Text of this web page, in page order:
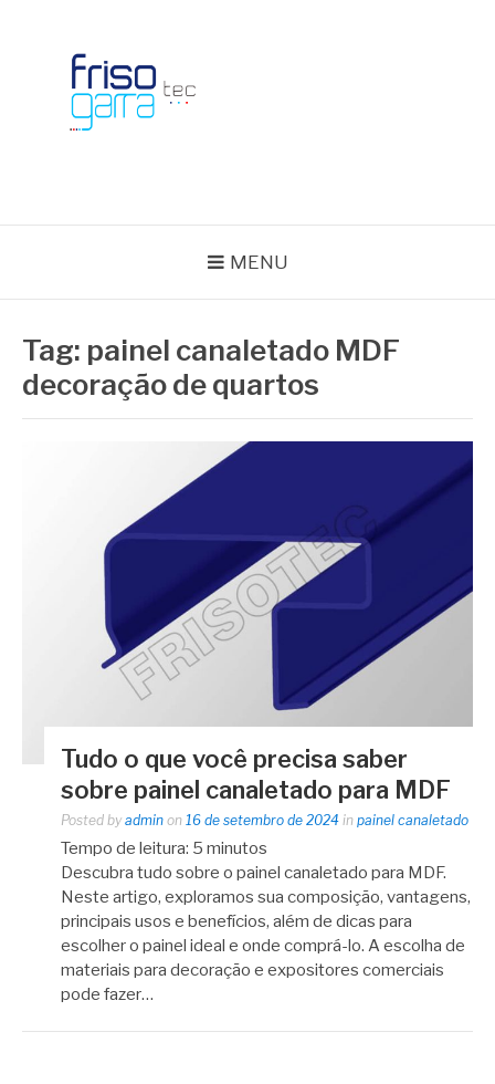
MENU
Tag: painel canaletado MDF
decoração de quartos
Tudo o que você precisa saber
sobre painel canaletado para MDF
Posted by admin on 16 de setembro de 2024 in painel canaletado
Tempo de leitura: 5 minutos
Descubra tudo sobre o painel canaletado para MDF.
Neste artigo, exploramos sua composição, vantagens,
principais usos e benefícios, além de dicas para
escolher o painel ideal e onde comprá-lo. A escolha de
materiais para decoração e expositores comerciais
pode fazer…